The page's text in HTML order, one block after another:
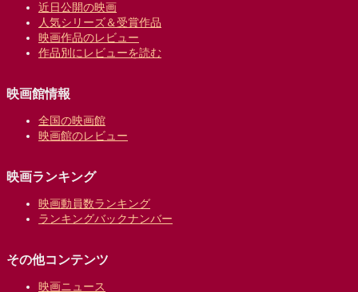
近日公開の映画
人気シリーズ＆受賞作品
映画作品のレビュー
作品別にレビューを読む
映画館情報
全国の映画館
映画館のレビュー
映画ランキング
映画動員数ランキング
ランキングバックナンバー
その他コンテンツ
映画ニュース